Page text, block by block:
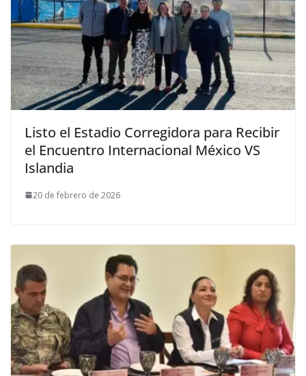
Listo el Estadio Corregidora para Recibir
el Encuentro Internacional México VS
Islandia
20 de febrero de 2026